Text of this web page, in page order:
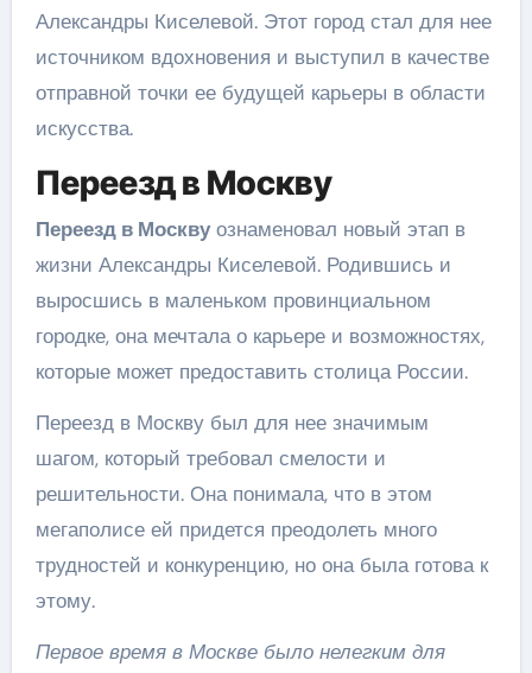
Александры Киселевой. Этот город стал для нее
источником вдохновения и выступил в качестве
отправной точки ее будущей карьеры в области
искусства.
Переезд в Москву
Переезд в Москвуознаменовал новый этап в
жизни Александры Киселевой. Родившись и
выросшись в маленьком провинциальном
городке, она мечтала о карьере и возможностях,
которые может предоставить столица России.
Переезд в Москву был для нее значимым
шагом, который требовал смелости и
решительности. Она понимала, что в этом
мегаполисе ей придется преодолеть много
трудностей и конкуренцию, но она была готова к
этому.
Первое время в Москве было нелегким для